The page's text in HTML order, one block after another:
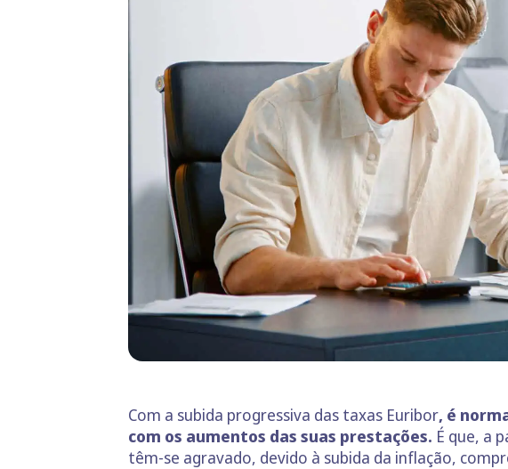
Com a subida progressiva das taxas Euribor, é
com os aumentos das suas prestações. É que, a
têm-se agravado, devido à subida da inflação,